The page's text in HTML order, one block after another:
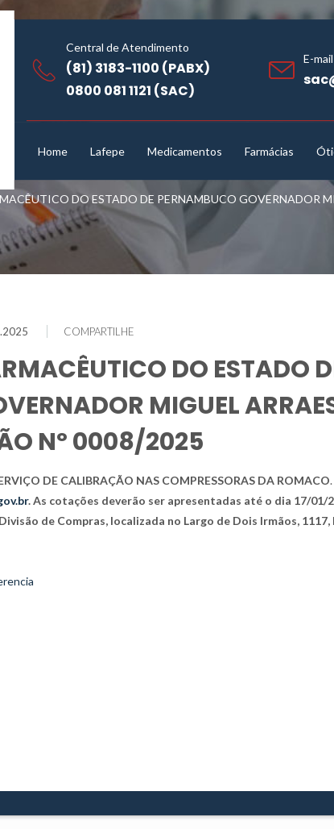
Central de Atendimento
(81) 3183-1100 (PABX)
0800 081 1121 (SAC)
E-mail
Home Lafepe Medicamentos Farmácias
DO ESTADO DE PERNAMBUCO GOVERNADOR
COMPARTILHE
DO ESTADO
MIGUEL
Nº 0008/2025
DE CALIBRAÇÃO NAS COMPRESSORAS DA ROMACO.
. As cotações deverão ser apresentadas até o dia 17/01/
de Compras, localizada no Largo de Dois Irmãos, 1117,